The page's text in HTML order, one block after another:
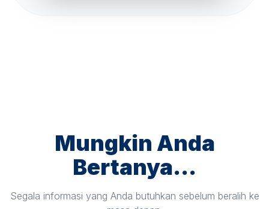
Mungkin Anda
Bertanya...
Segala informasi yang Anda butuhkan sebelum beralih ke